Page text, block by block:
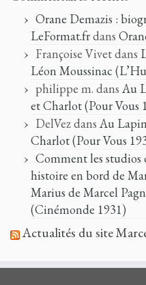
Orane Demazis :
LeFormat.frdans
Françoise Vivetdans
Léon Moussinac
philippe m. dans Au
et Charlot (Pour Vous
DelVezdans Au
Charlot (Pour Vous
Comment les studios
histoire en bord de
Marius de Marcel
(Cinémonde 1931)
Actualités du site